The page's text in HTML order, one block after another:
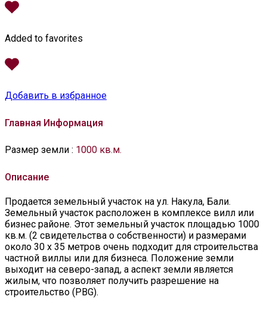
Added to favorites
Добавить в избранное
Главная Информация
Размер земли : 1000 кв.м.
Описание
Продается земельный участок на ул. Накула, Бали.
Земельный участок расположен в комплексе вилл или
бизнес районе. Этот земельный участок площадью 1000
кв.м. (2 свидетельства о собственности) и размерами
около 30 х 35 метров очень подходит для строительства
частной виллы или для бизнеса. Положение земли
выходит на северо-запад, а аспект земли является
жилым, что позволяет получить разрешение на
строительство (PBG).